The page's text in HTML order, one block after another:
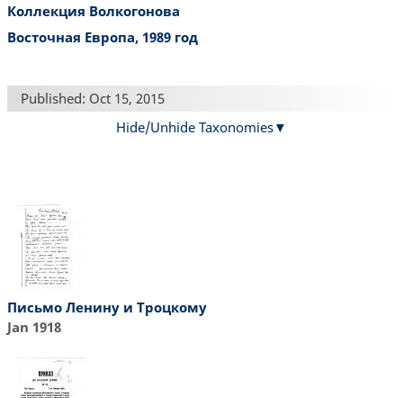
Коллекция Волкогонова
Восточная Европа, 1989 год
Published: Oct 15, 2015
Hide/Unhide Taxonomies
Письмо Ленину и Троцкому
Jan 1918